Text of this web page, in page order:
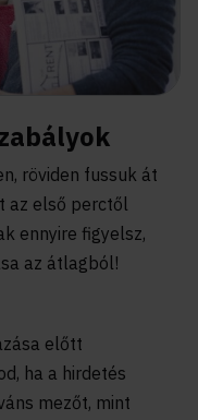
röviden fussuk át
az első perctől
ennyire figyelsz,
az átlagból!
előtt
ha a hirdetés
mezőt, mint